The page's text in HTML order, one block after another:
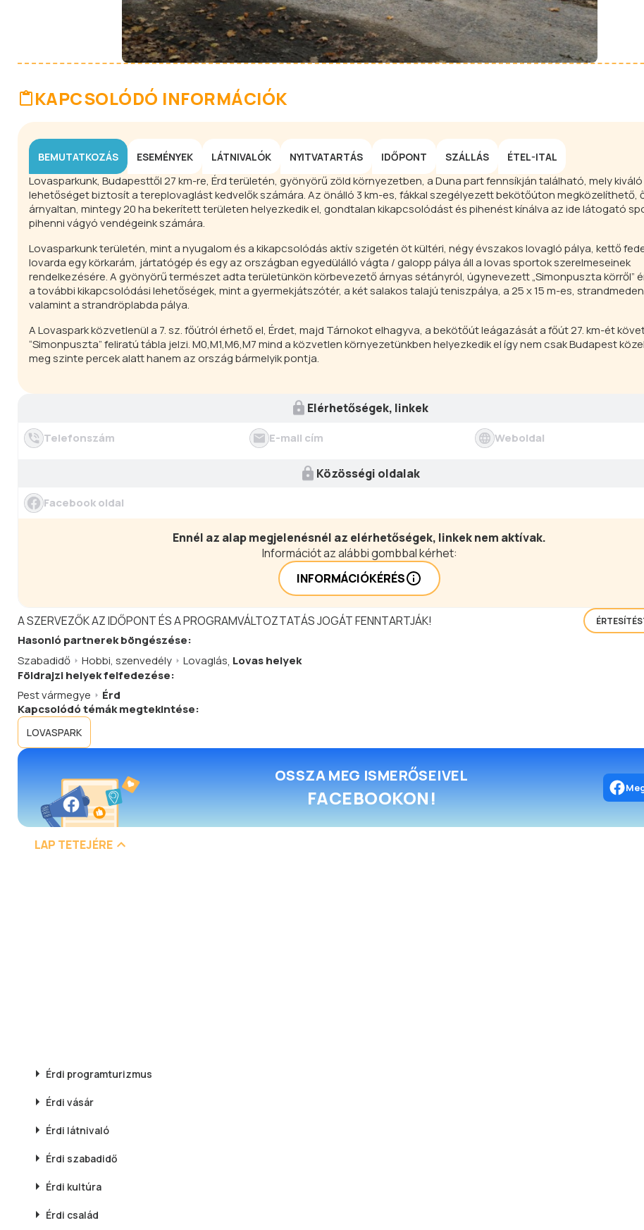
KAPCSOLÓDÓ INFORMÁCIÓK
BEMUTATKOZÁS ESEMÉNYEK LÁTNIVALÓK NYITVATARTÁS IDŐPONT SZÁLLÁS ÉTEL-ITAL
Lovasparkunk, Budapesttől 27 km-re, Érd területén, gyönyörű zöld környezetben, a Duna part fennsíkján található, mely kiváló
lehetőséget biztosít a tereplovaglást kedvelők számára. Az önálló 3 km-es, fákkal szegélyezett bekötőúton megközelíthető,
árnyaltan, mintegy 20 ha bekerített területen helyezkedik el, gondtalan kikapcsolódást és pihenést kínálva az ide látogató
pihenni vágyó vendégeink számára.
Lovasparkunk területén, mint a nyugalom és a kikapcsolódás aktív szigetén öt kültéri, négy évszakos lovagló pálya, kettő
lovarda egy körkarám, jártatógép és egy az országban egyedülálló vágta / galopp pálya áll a lovas sportok szerelmeseinek
rendelkezésére. A gyönyörű természet adta területünkön körbevezető árnyas sétányról, úgynevezett „Simonpuszta körről”
a további kikapcsolódási lehetőségek, mint a gyermekjátszótér, a két salakos talajú teniszpálya, a 25 x 15 m-es,
valamint a strandröplabda pálya.
A Lovaspark közvetlenül a 7. sz. főútról érhető el, Érdet, majd Tárnokot elhagyva, a bekötőút leágazását a főút 27. km-ét
“Simonpuszta” feliratú tábla jelzi. M0,M1,M6,M7 mind a közvetlen környezetünkben helyezkedik el így nem csak Budapest
meg szinte percek alatt hanem az ország bármelyik pontja.
Elérhetőségek, linkek
Telefonszám E-mail cím Weboldal
Közösségi oldalak
Facebook oldal
Ennél az alap megjelenésnél az elérhetőségek, linkek nem aktívak.
Információt az alábbi gombbal kérhet:
INFORMÁCIÓKÉRÉS
A SZERVEZŐK AZ IDŐPONT ÉS A PROGRAMVÁLTOZTATÁS JOGÁT FENNTARTJÁK!
Hasonló partnerekböngészése:
Szabadidő
Hobbi, szenvedély Lovaglás, Lovas helyek
Földrajzi helyek felfedezése:
Pest vármegye
Érd
Kapcsolódó témák megtekintése:
LOVASPARK
OSSZA MEG ISMERŐSEIVEL
FACEBOOKON!
LAP TETEJÉRE
Érdi programturizmus
Érdi vásár
Érdi látnivaló
Érdi szabadidő
Érdi kultúra
Érdi család